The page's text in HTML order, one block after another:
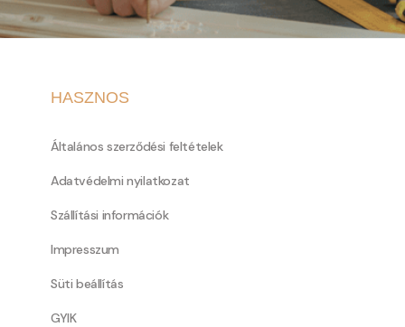
HASZNOS
Általános szerződési feltételek
Adatvédelmi nyilatkozat
Szállítási információk
Impresszum
Süti beállítás
GYIK